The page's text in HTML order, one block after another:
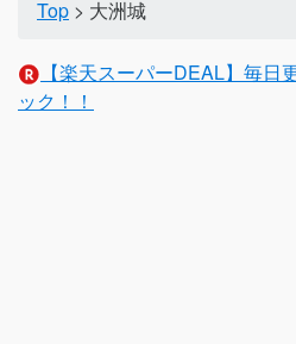
Top > 大洲城
【楽天スーパーDEAL】毎
ック！！